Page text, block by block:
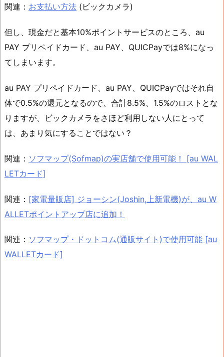
関連： お支払い方法 (ビックカメラ)
但し、現金だと基本10%ポイントサービスのところ、au
PAY プリペイドカード、au PAY、QUICPayでは8%になっ
てしまいます。
au PAY プリペイドカード、au PAY、QUICPayではそれ自
体で0.5%の還元となるので、合計8.5%、1.5%のロストとな
りますが、ビックカメラをさほど利用しない人にとって
は、あまり気にすることではない？
関連： ソフマップ(Sofmap)の実店舗で使用可能！ [au WAL
LETカード]
関連： [家電量販店] ジョーシン(Joshin,上新電機)が、au W
ALLETポイントアップ店に追加！
関連： ソフマップ・ドットコム(通販サイト)で使用可能 [au
WALLETカード]